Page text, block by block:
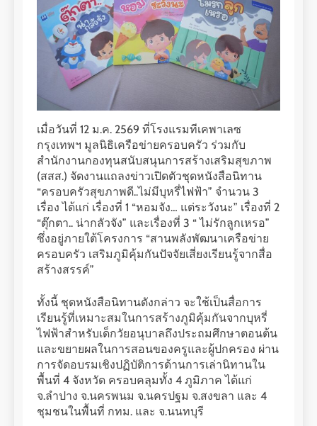
เมื่อวันที่ 12 ม.ค. 2569 ที่โรงแรมทีเคพาเลซ
กรุงเทพฯ มูลนิธิเครือข่ายครอบครัว ร่วมกับ
สำนักงานกองทุนสนับสนุนการสร้างเสริมสุขภาพ
(สสส.) จัดงานแถลงข่าวเปิดตัวชุดหนังสือนิทาน
“ครอบครัวสุขภาพดี..ไม่มีบุหรี่ไฟฟ้า” จำนวน 3
เรื่อง ได้แก่ เรื่องที่ 1 “หอมจัง… แต่ระวังนะ” เรื่องที่ 2
“ตุ๊กตา.. น่ากลัวจัง” และเรื่องที่ 3 “ ไม่รักลูกเหรอ”
ซึ่งอยู่ภายใต้โครงการ “สานพลังพัฒนาเครือข่าย
ครอบครัว เสริมภูมิคุ้มกันปัจจัยเสี่ยงเรียนรู้จากสื่อ
สร้างสรรค์”
ทั้งนี้ ชุดหนังสือนิทานดังกล่าว จะใช้เป็นสื่อการ
เรียนรู้ที่เหมาะสมในการสร้างภูมิคุ้มกันจากบุหรี่
ไฟฟ้าสำหรับเด็กวัยอนุบาลถึงประถมศึกษาตอนต้น
และขยายผลในการสอนของครูและผู้ปกครอง ผ่าน
การจัดอบรมเชิงปฏิบัติการด้านการเล่านิทานใน
พื้นที่ 4 จังหวัด ครอบคลุมทั้ง 4 ภูมิภาค ได้แก่
จ.ลำปาง จ.นครพนม จ.นครปฐม จ.สงขลา และ 4
ชุมชนในพื้นที่ กทม. และ จ.นนทบุรี